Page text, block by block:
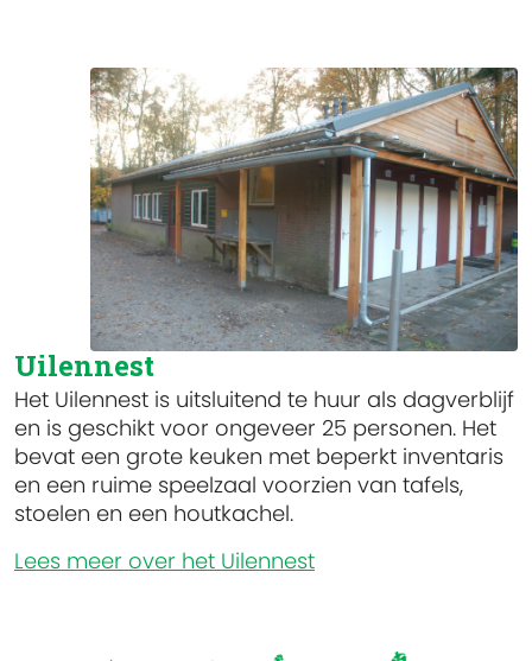
Uilennest
Het Uilennest is uitsluitend te huur als dagverblijf
en is geschikt voor ongeveer 25 personen. Het
bevat een grote keuken met beperkt inventaris
en een ruime speelzaal voorzien van tafels,
stoelen en een houtkachel.
Lees meer over het Uilennest